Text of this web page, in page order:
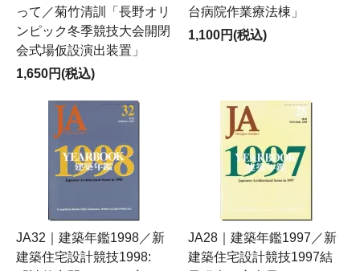
って／菊竹清訓「長野オリ
ンピック冬季競技大会開閉
会式場仮設演出装置」
1,650円(税込)
台病院作業療法棟」
1,100円(税込)
JA32｜建築年鑑1998／新
建築住宅設計競技1998:
JA28｜建築年鑑1997／新
建築住宅設計競技1997結